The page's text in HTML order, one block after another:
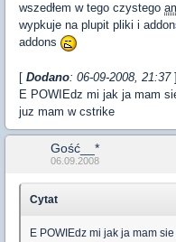
wszedłem w tego czystego
wypkuje na plupit pliki i
addons
[ Dodano: 06-09-2008, 21:37]
E POWIEdz mi jak ja mam
juz mam w cstrike
Gość__*
06.09.2008
Cytat
E POWIEdz mi jak ja mam